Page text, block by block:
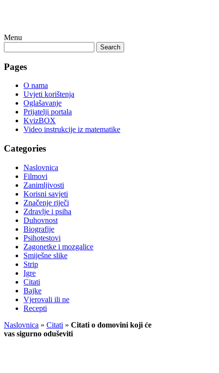
Menu
Search
Pages
O nama
Uvjeti korištenja
Oglašavanje
Prijatelji portala
KvizBOX
Video instrukcije iz matematike
Categories
Naslovnica
Filmovi
Zanimljivosti
Korisni savjeti
Značenje riječi
Zdravlje i psiha
Duhovnost
Biografije
Psihotestovi
Zagonetke i mozgalice
Smiješne slike
Strip
Igre
Citati
Bajke
Vjerovali ili ne
Recepti
Naslovnica » Citati » Citati o domovini koji će
vas sigurno oduševiti